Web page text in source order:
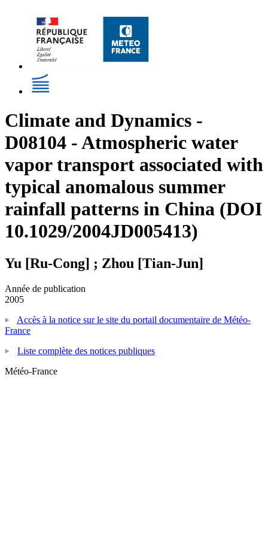
Climate and Dynamics -
D08104 - Atmospheric water
vapor transport associated with
typical anomalous summer
rainfall patterns in China (DOI
10.1029/2004JD005413)
Yu [Ru-Cong] ; Zhou [Tian-Jun]
Année de publication
2005
Accès à la notice sur le site du portail documentaire de Météo-
France
Liste complète des notices publiques
Météo-France